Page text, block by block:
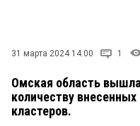
31 марта 2024 14:00 1
Омская область
количеству
кластеров.